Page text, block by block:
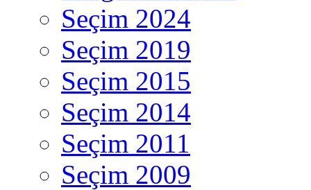
Seçim 2024
Seçim 2019
Seçim 2015
Seçim 2014
Seçim 2011
Seçim 2009